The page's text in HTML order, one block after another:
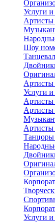
Услуги
Артисты
Шоу
Артисты
Услуги
Артисты
Артисты
Артисты
Танцоры
Услуги